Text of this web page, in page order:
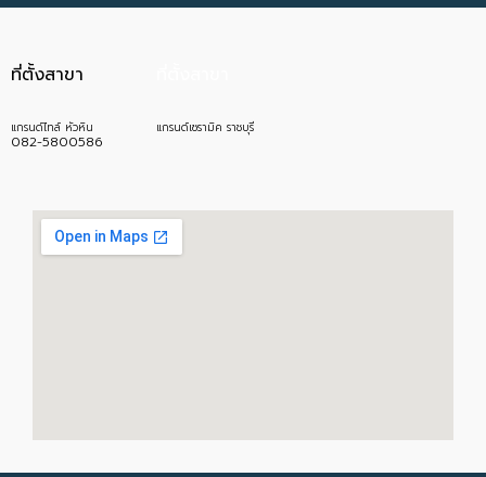
ที่ตั้งสาขา
แกรนด์ไทล์ หัวหิน
082-5800586
แกรนด์เซรามิค ราชบุรี